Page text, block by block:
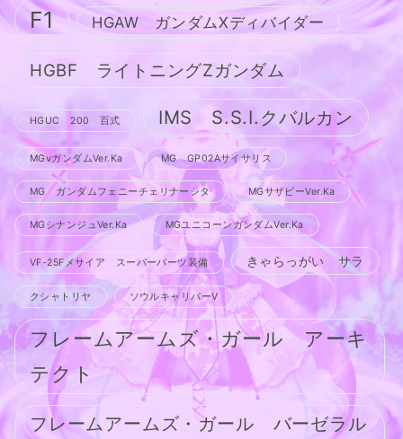
F1 HGAW ガンダムXディバイダー
HGBF ライトニングZガンダム
HGUC 200 百式 IMS S.S.I.クバルカン
MGνガンダムVer.Ka MG GP02Aサイサリス
MG ガンダムフェニーチェリナーシタ MGサザビーVer.Ka
MGシナンジュVer.Ka MGユニコーンガンダムVer.Ka
VF-25Fメサイア スーパーパーツ装備 きゃらっがい サラ
クシャトリヤ ソウルキャリバーV
フレームアームズ・ガール アーキ
テクト
フレームアームズ・ガール バーゼラル